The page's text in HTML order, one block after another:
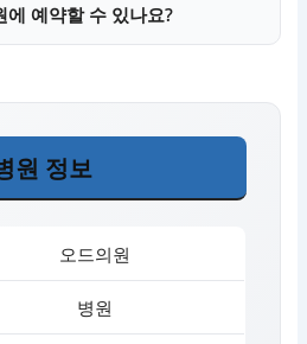
에 예약할 수 있나요?
원 정보
오드의원
병원